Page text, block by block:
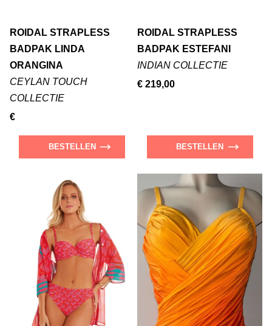
ROIDAL STRAPLESS
BADPAK LINDA
ORANGINA
CEYLAN TOUCH
COLLECTIE
€
BESTELLEN
ROIDAL STRAPLESS
BADPAK ESTEFANI
INDIAN COLLECTIE
€ 219,00
BESTELLEN